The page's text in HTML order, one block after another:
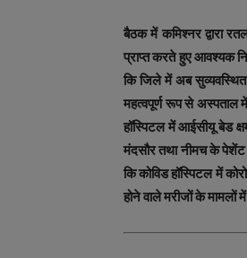
बैठक में कमिश्नर द्वारा
प्राप्त करते हुए आवश्यक
कि जिले में अब सुव्यवस्थित
महत्वपूर्ण रूप से अस्पताल
हॉस्पिटल में आईसीयू बेड
मंदसौर तथा नीमच के पेशेंट
कि कोविड हॉस्पिटल में
होने वाले मरीजों के